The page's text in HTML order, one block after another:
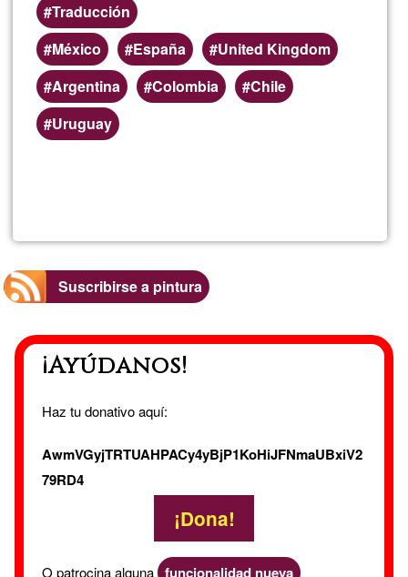
Traducción
México
España
United Kingdom
Argentina
Colombia
Chile
Uruguay
Manuel
Suscribirse a pintura
¡Ayúdanos!
Haz tu donativo aquí:
AwmVGyjTRTUAHPACy4yBjP1KoHiJFNmaUBxiV2
79RD4
¡Dona!
O patrocina alguna funcionalidad nueva